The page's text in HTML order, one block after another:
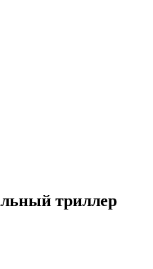
триллер